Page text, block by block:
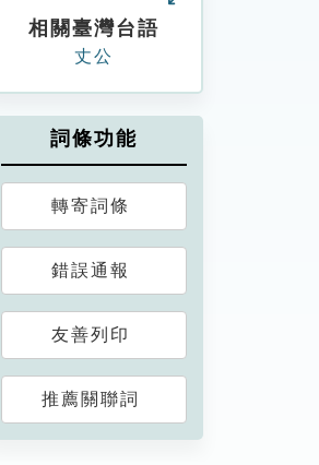
相關臺灣台語
丈公
詞條功能
轉寄詞條
錯誤通報
友善列印
推薦關聯詞